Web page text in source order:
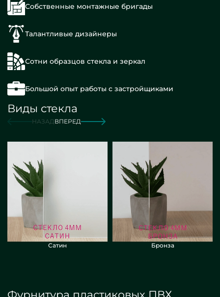
Собственные монтажные бригады
Талантливые дизайнеры
Сотни образцов стекла и зеркал
Большой опыт работы с застройщиками
Виды стекла
НАЗАДВПЕРЕД
Сатин Бронза